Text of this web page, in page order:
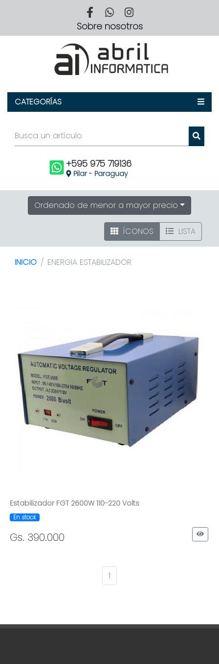
Sobre nosotros
Nosotros
CATEGORÍAS
+595 975 719136
Pilar - Paraguay
Ordenado de menor a mayor precio
ÍCONOS LISTA
INICIO ENERGIA ESTABILIZADOR
Estabilizador FGT 2600W 110-220 Volts
En stock
Gs. 390.000
1